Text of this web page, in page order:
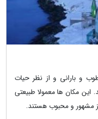
و بارانی و از نظر حیات
مکان ها معمولا طبیعتی
مشهور و محبوب هستند.